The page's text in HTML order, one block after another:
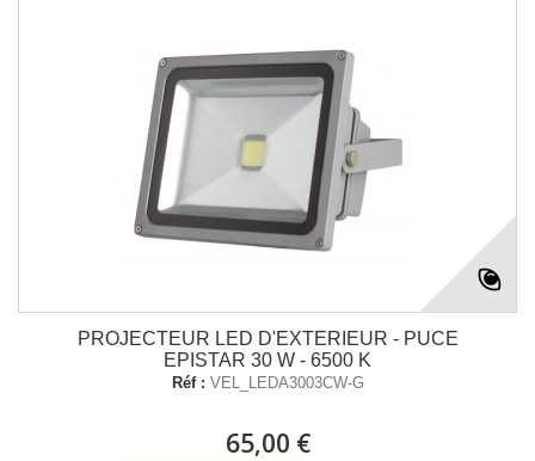
PROJECTEUR LED D'EXTERIEUR - PUCE
EPISTAR 30 W - 6500 K
Réf : VEL_LEDA3003CW-G
65,00 €